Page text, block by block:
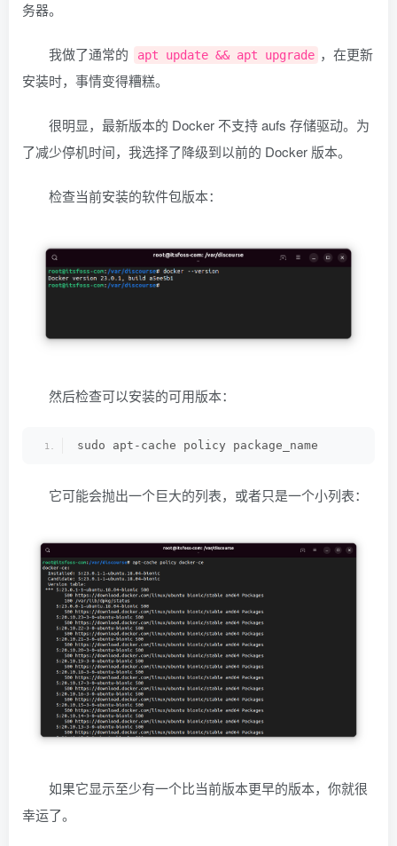
务器。
我做了通常的 apt update && apt upgrade ，在更新
安装时，事情变得糟糕。
很明显，最新版本的 Docker 不支持 aufs 存储驱动。为
了减少停机时间，我选择了降级到以前的 Docker 版本。
检查当前安装的软件包版本：
然后检查可以安装的可用版本：
sudo apt-cache policy package_name
它可能会抛出一个巨大的列表，或者只是一个小列表：
如果它显示至少有一个比当前版本更早的版本，你就很
幸运了。